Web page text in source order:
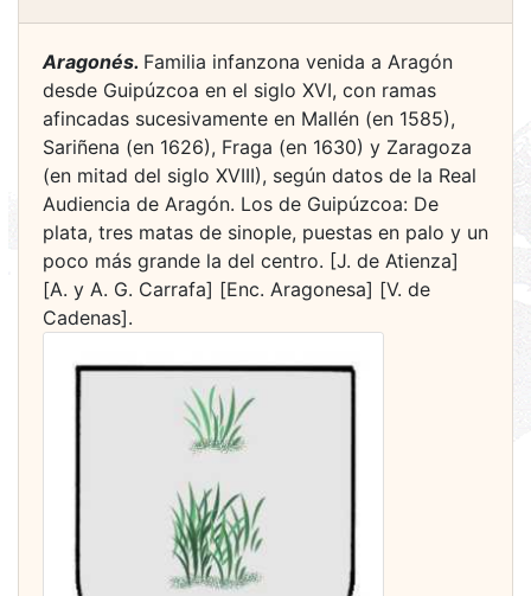
Aragonés. Familia infanzona venida a Aragón
desde Guipúzcoa en el siglo XVI, con ramas
afincadas sucesivamente en Mallén (en 1585),
Sariñena (en 1626), Fraga (en 1630) y Zaragoza
(en mitad del siglo XVIII), según datos de la Real
Audiencia de Aragón. Los de Guipúzcoa: De
plata, tres matas de sinople, puestas en palo y un
poco más grande la del centro. [J. de Atienza]
[A. y A. G. Carrafa] [Enc. Aragonesa] [V. de
Cadenas].